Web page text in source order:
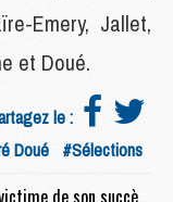
Emery, Jallet,
et Doué.
le :
Doué #Sélections
Club : Le maillot fourth du PSG victime de son succès, le domicile soldé